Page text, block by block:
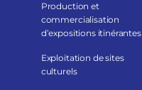
Production et
commercialisation
d’expositions itinérantes
Exploitation de sites
culturels